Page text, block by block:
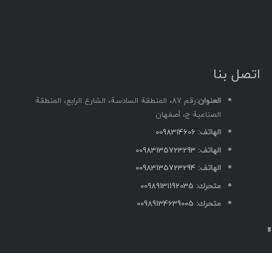
اتصل بنا
العنوان:
رقم 87، المنطقة السادسة، الشارع الرابع، المنطقة
الصناعية ج، أصفهان
الهاتف: 0098314606
الهاتف: 00983135723293
الهاتف: 00983135723294
متحرك: 00989131192035
متحرك: 00989134639005